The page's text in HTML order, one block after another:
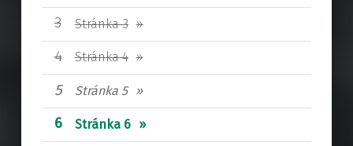
Stránka 3
Stránka 4
Stránka 5
Stránka 6